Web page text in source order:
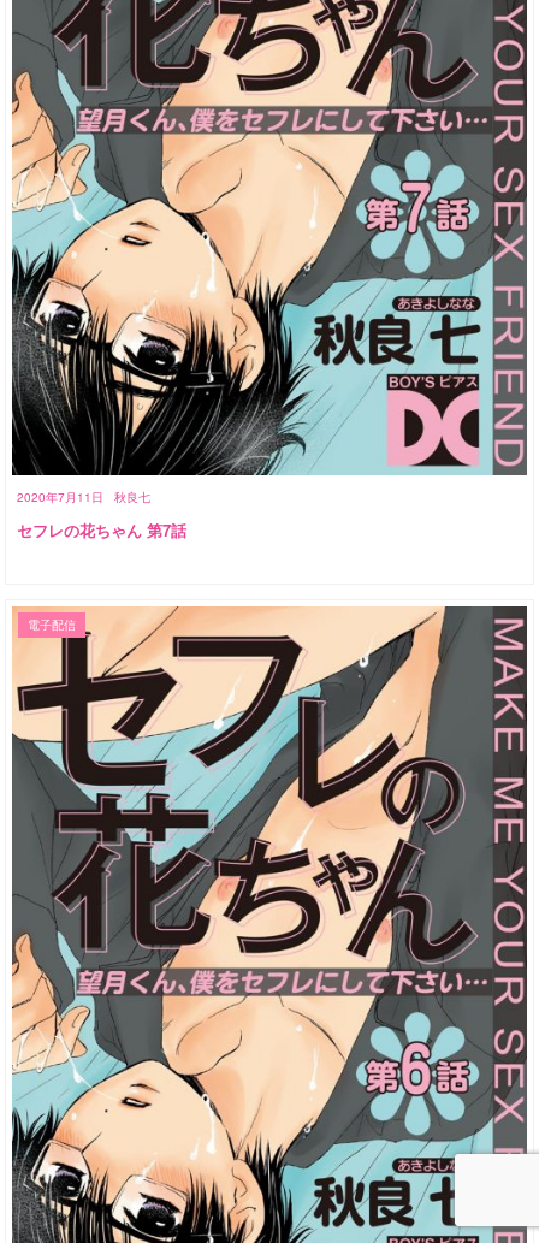
2020年7月11日 秋良七
セフレの花ちゃん 第7話
電子配信